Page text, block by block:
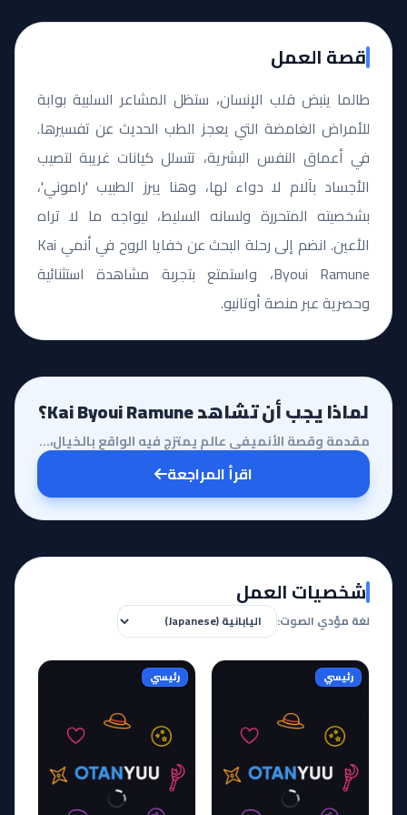
قصة العمل
طالما ينبض قلب الإنسان، ستظل المشاعر السلبية بوابة
للأمراض الغامضة التي يعجز الطب الحديث عن تفسيرها.
في أعماق النفس البشرية، تتسلل كيانات غريبة لتصيب
الأجساد بآلام لا دواء لها، وهنا يبرز الطبيب 'راموني'،
بشخصيته المتحررة ولسانه السليط، ليواجه ما لا تراه
الأعين. انضم إلى رحلة البحث عن خفايا الروح في أنمي Kai
Byoui Ramune، واستمتع بتجربة مشاهدة استثنائية
وحصرية عبر منصة أوتانيو.
لماذا يجب أن تشاهد Kai Byoui Ramune؟
مقدمة وقصة الأنميفي عالم يمتزج فيه الواقع بالخيال، يأتي أنمي Kai Byoui Ramune ليطرح تساؤلاً فلسفياً ...
اقرأ المراجعة
شخصيات العمل
لغة مؤدي الصوت:
رئيسي رئيسي